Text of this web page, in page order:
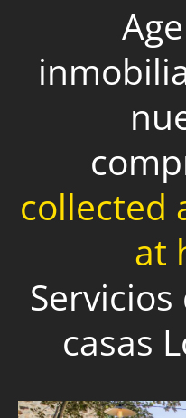
collected
at
casas